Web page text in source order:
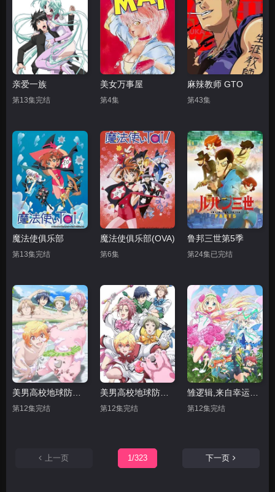
亲爱一族
第13集完结
美女万事屋
第4集
麻辣教师 GTO
第43集
魔法使俱乐部
第13集完结
魔法使俱乐部(OVA)
第6集
鲁邦三世第5季
第24集已完结
美男高校地球防卫部LOVE 第二季
第12集完结
美男高校地球防卫部LOVE
第12集完结
雏逻辑,来自幸运逻辑
第12集完结
上一页 1/323 下一页